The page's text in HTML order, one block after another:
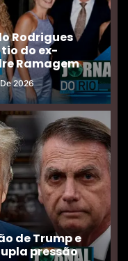
Rodrigues
do ex-
Ramagem
2026
de Trump e
pressão